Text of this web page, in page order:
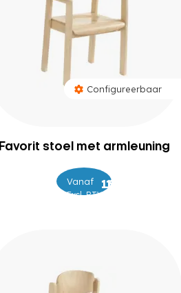
Configureerbaar
Favorit stoel met armleuning
Vanaf 169
189
Excl. BTW